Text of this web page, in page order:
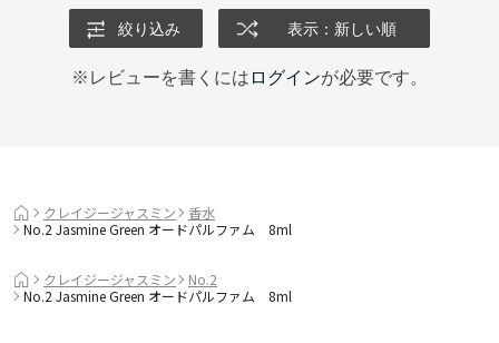
絞り込み 表示：新しい順
※レビューを書くには ログインが必要です。
クレイジージャスミン
香水
No.2 Jasmine Green オードパルファム 8ml
クレイジージャスミン
No.2
No.2 Jasmine Green オードパルファム 8ml